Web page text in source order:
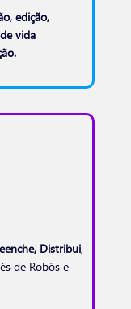
edição,
vida
Distribui,
de Robôs e